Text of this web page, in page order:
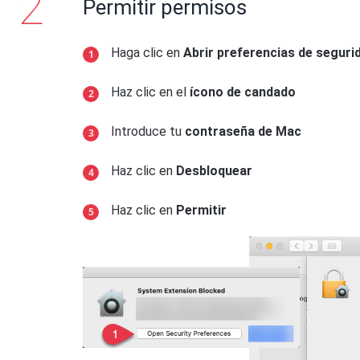
Permitir permisos
Haga clic enAbrir preferencias de
Haz clic en el ícono de candado
Introduce tu contraseña de Mac
Haz clic en Desbloquear
Haz clic en Permitir